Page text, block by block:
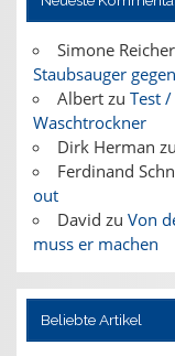
Simone Reicher
Staubsauger
Albertzu Test
Waschtrockner
Dirk Herman zu
Ferdinand
out
David zu Von
muss er machen
Beliebte Artikel